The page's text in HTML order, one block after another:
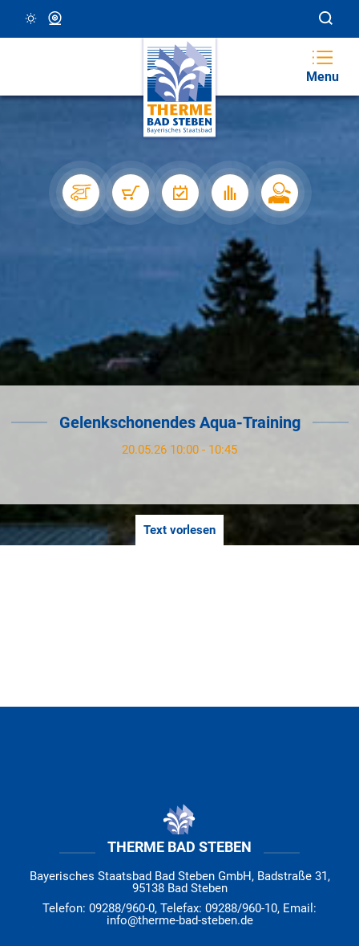
28 °C, Klar/Sonnig
Menu
Gelenkschonendes Aqua-Training
20.05.26 10:00 - 10:45
Text vorlesen
THERME BAD STEBEN
Bayerisches Staatsbad Bad Steben GmbH, Badstraße 31,
95138 Bad Steben
Telefon: 09288/960-0, Telefax: 09288/960-10, Email:
info@therme-bad-steben.de